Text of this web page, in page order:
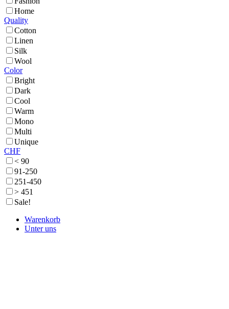
Home
Quality
Cotton
Linen
Silk
Wool
Color
Bright
Dark
Cool
Warm
Mono
Multi
Unique
CHF
< 90
91-250
251-450
> 451
Sale!
Warenkorb
Unter uns